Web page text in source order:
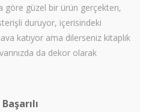
göre güzel bir ürün gerçekten,
duruyor, içerisindeki
katıyor ama dilerseniz kitaplık
da dekor olarak